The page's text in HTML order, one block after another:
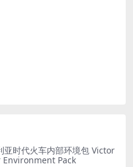
亚时代火车内部环境包 Victor
Pack